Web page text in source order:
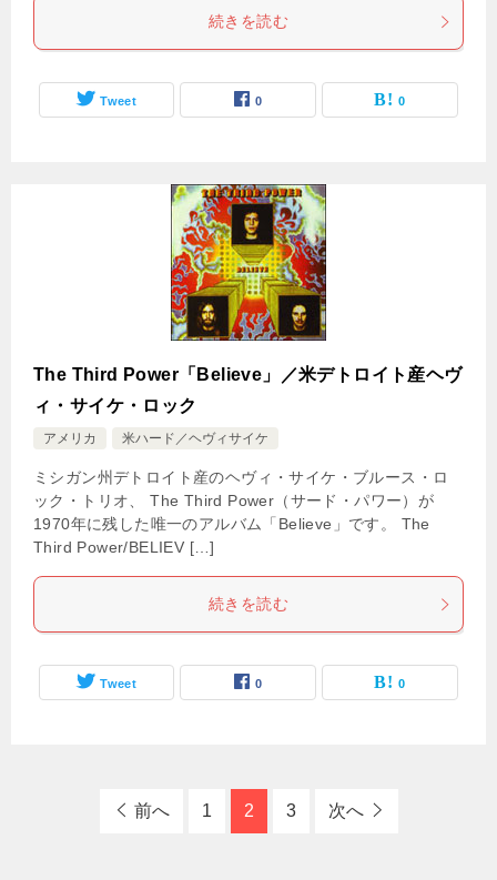
続きを読む
Tweet 0 0
The Third Power「Believe」／米デトロイト産ヘヴ
ィ・サイケ・ロック
アメリカ 米ハード／ヘヴィサイケ
ミシガン州デトロイト産のヘヴィ・サイケ・ブルース・ロ
ック・トリオ、 The Third Power（サード・パワー）が
1970年に残した唯一のアルバム「Believe」です。 The
Third Power/BELIEV […]
続きを読む
Tweet 0 0
前へ 1 2 3 次へ